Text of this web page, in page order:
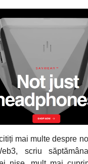
mai multe despre
scriu